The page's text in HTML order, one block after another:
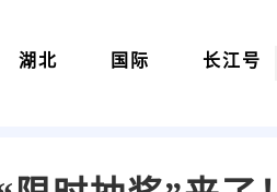
湖北 国际 长江号